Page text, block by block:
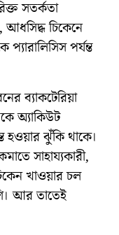
সতর্কতা
চিকেনে
প্যারালিসিস পর্যন্ত
ব্যাকটেরিয়া
অ্যাকিউট
হওয়ার ঝুঁকি থাকে।
সাহায্যকারী,
খাওয়ার চল
আর তাতেই